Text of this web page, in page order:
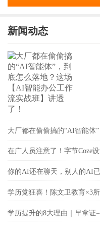
新闻动态